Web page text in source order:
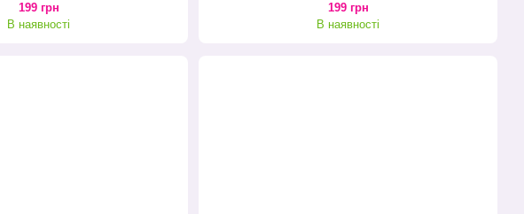
199 грн
В наявності
199 грн
В наявності